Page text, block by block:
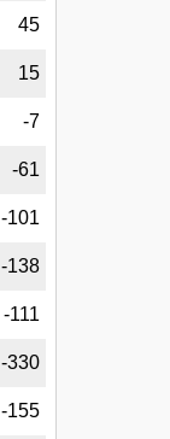
45
15
-7
-61
-101
-138
-111
-330
-155